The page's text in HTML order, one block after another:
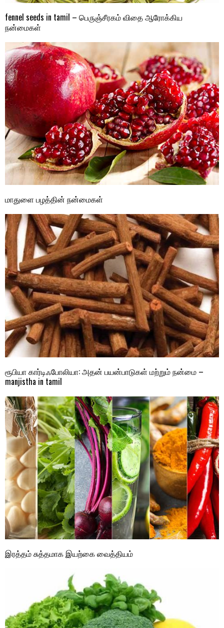
fennel seeds in tamil – பெருஞ்சீரகம் விதை ஆரோக்கிய
நன்மைகள்
மாதுளை பழத்தின் நன்மைகள்
ரூபியா கார்டிஃபோலியா: அதன் பயன்பாடுகள் மற்றும் நன்மை –
manjistha in tamil
இரத்தம் சுத்தமாக இயற்கை வைத்தியம்